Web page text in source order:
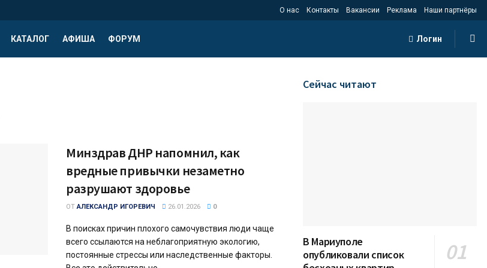
О нас Контакты Вакансии Реклама Наши партнёры
КАТАЛОГ АФИША ФОРУМ Логин
Минздрав ДНР напомнил, как
вредные привычки незаметно
разрушают здоровье
ОТ АЛЕКСАНДР ИГОРЕВИЧ 26.01.2026 0
В поисках причин плохого самочувствия люди чаще
всего ссылаются на неблагоприятную экологию,
постоянные стрессы или наследственные факторы.
Сейчас читают
В Мариуполе
опубликовали список